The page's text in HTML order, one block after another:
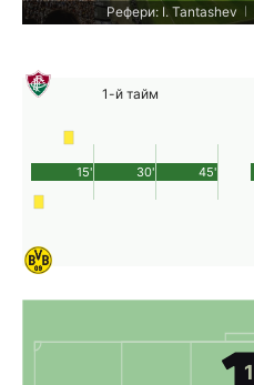
Рефери: I. Tantashev
1-й тайм
45'
15' 30'
1